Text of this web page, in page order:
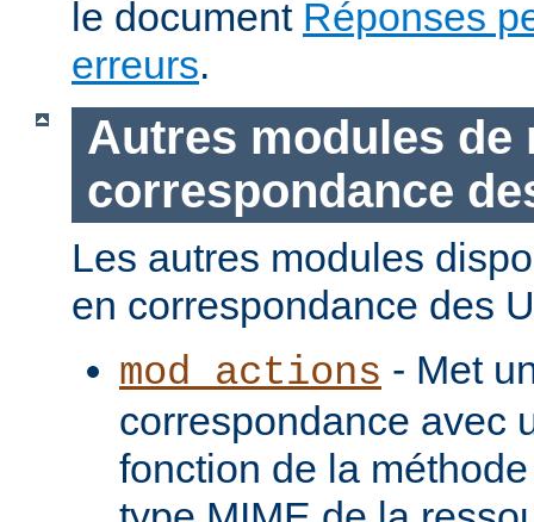
le document Réponses
erreurs.
Autres modules de
correspondance
Les autres modules
en correspondance des
mod_actions - Met
correspondance avec
fonction de la